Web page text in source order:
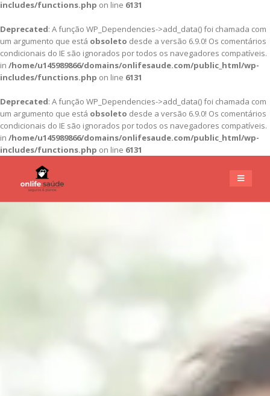
includes/functions.php on line 6131
Deprecated: A função WP_Dependencies->add_data() foi chamada com
um argumento que está obsoleto desde a versão 6.9.0! Os comentários
condicionais do IE são ignorados por todos os navegadores compatíveis.
in /home/u145989866/domains/onlifesaude.com/public_html/wp-
includes/functions.php on line 6131
Deprecated: A função WP_Dependencies->add_data() foi chamada com
um argumento que está obsoleto desde a versão 6.9.0! Os comentários
condicionais do IE são ignorados por todos os navegadores compatíveis.
in /home/u145989866/domains/onlifesaude.com/public_html/wp-
includes/functions.php on line 6131